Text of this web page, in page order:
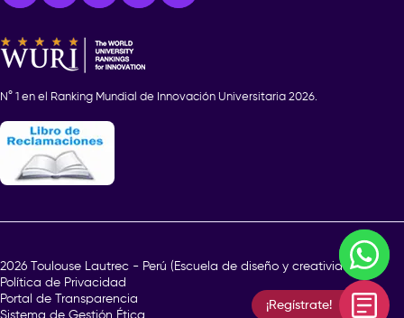
N° 1 en el Ranking Mundial de Innovación Universitaria 2026.
2026 Toulouse Lautrec - Perú (Escuela de diseño y creatividad)
Política de Privacidad
Portal de Transparencia
Sistema de Gestión Ética
¿En
¡Regístrate!